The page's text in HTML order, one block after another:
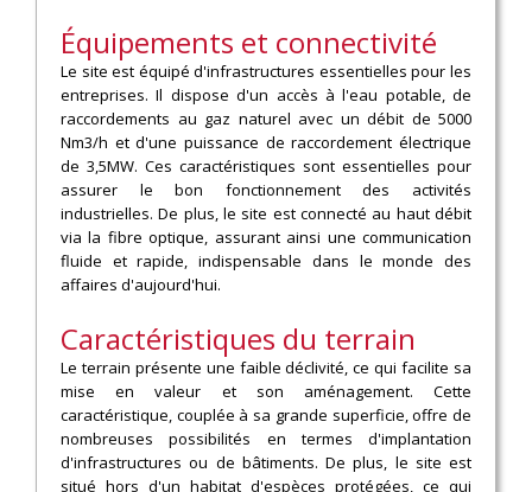
Équipements et connectivité
Le site est équipé d'infrastructures essentielles pour les
entreprises. Il dispose d'un accès à l'eau potable, de
raccordements au gaz naturel avec un débit de 5000
Nm3/h et d'une puissance de raccordement électrique
de 3,5MW. Ces caractéristiques sont essentielles pour
assurer le bon fonctionnement des activités
industrielles. De plus, le site est connecté au haut débit
via la fibre optique, assurant ainsi une communication
fluide et rapide, indispensable dans le monde des
affaires d'aujourd'hui.
Caractéristiques du terrain
Le terrain présente une faible déclivité, ce qui facilite sa
mise en valeur et son aménagement. Cette
caractéristique, couplée à sa grande superficie, offre de
nombreuses possibilités en termes d'implantation
d'infrastructures ou de bâtiments. De plus, le site est
situé hors d'un habitat d'espèces protégées, ce qui